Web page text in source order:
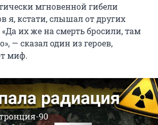
мгновенной гибели
я, кстати, слышал от других
их же на смерть бросили, там
— сказал один из героев,
миф.